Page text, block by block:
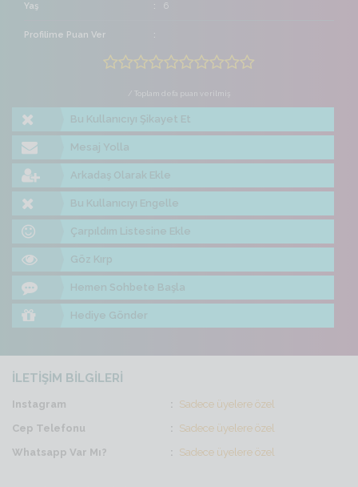
Yaş 6
Profilime Puan Ver
/ Toplam defa puan verilmiş
Bu Kullanıcıyı Şikayet Et
Mesaj Yolla
Arkadaş Olarak Ekle
Bu Kullanıcıyı Engelle
Çarpıldım Listesine Ekle
Göz Kırp
Hemen Sohbete Başla
Hediye Gönder
İLETİŞİM BİLGİLERİ
Instagram
Sadece üyelere özel
Cep Telefonu
Sadece üyelere özel
Whatsapp Var Mı?
Sadece üyelere özel